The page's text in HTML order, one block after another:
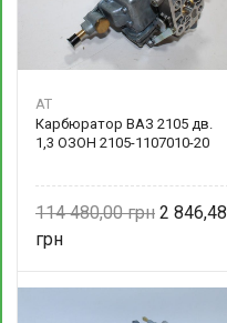
AT
Карбюратор ВАЗ 2105 дв.
1,3 ОЗОН 2105-1107010-20
114 480,00 2 846,48